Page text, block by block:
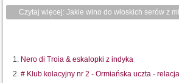
Czytaj więcej: Jakie wino do włoskich serów z
Nero di Troia & eskalopki z indyka
# Klub kolacyjny nr 2 - Ormiańska uczta - relacja